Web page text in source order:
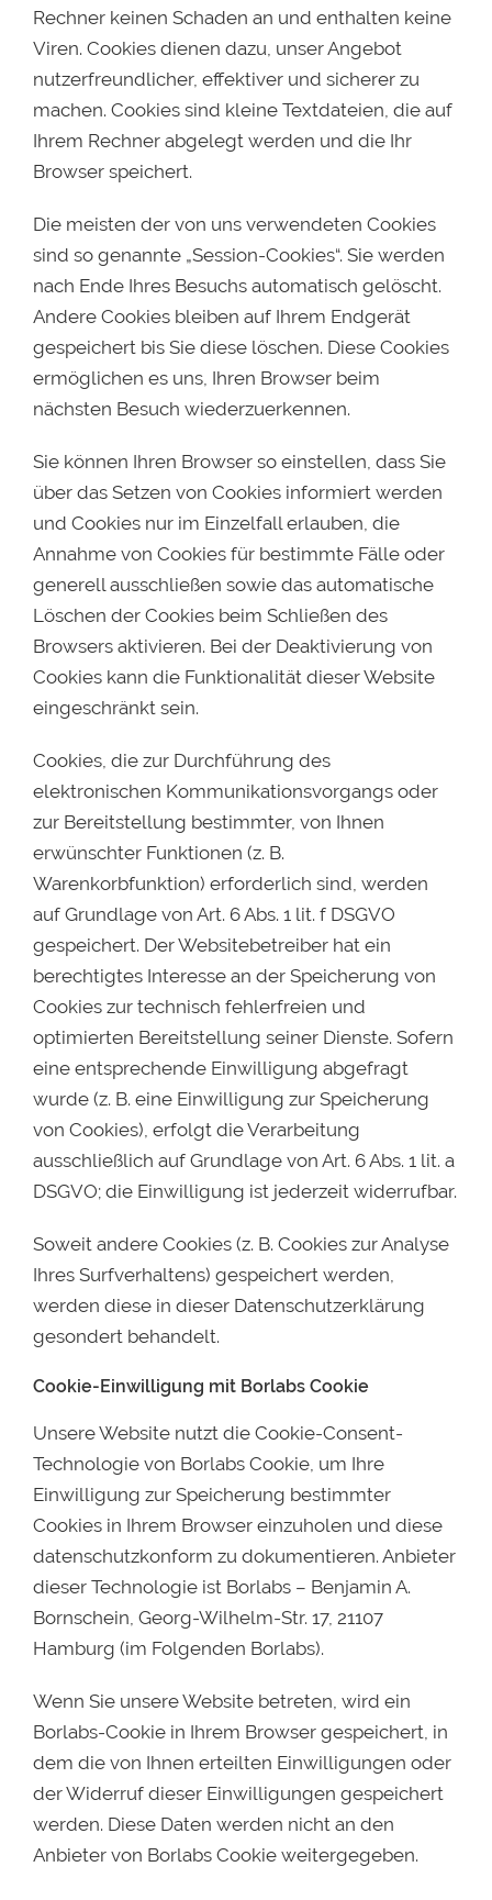
Rechner keinen Schaden an und enthalten keine
Viren. Cookies dienen dazu, unser Angebot
nutzerfreundlicher, effektiver und sicherer zu
machen. Cookies sind kleine Textdateien, die auf
Ihrem Rechner abgelegt werden und die Ihr
Browser speichert.
Die meisten der von uns verwendeten Cookies
sind so genannte „Session-Cookies“. Sie werden
nach Ende Ihres Besuchs automatisch gelöscht.
Andere Cookies bleiben auf Ihrem Endgerät
gespeichert bis Sie diese löschen. Diese Cookies
ermöglichen es uns, Ihren Browser beim
nächsten Besuch wiederzuerkennen.
Sie können Ihren Browser so einstellen, dass Sie
über das Setzen von Cookies informiert werden
und Cookies nur im Einzelfall erlauben, die
Annahme von Cookies für bestimmte Fälle oder
generell ausschließen sowie das automatische
Löschen der Cookies beim Schließen des
Browsers aktivieren. Bei der Deaktivierung von
Cookies kann die Funktionalität dieser Website
eingeschränkt sein.
Cookies, die zur Durchführung des
elektronischen Kommunikationsvorgangs oder
zur Bereitstellung bestimmter, von Ihnen
erwünschter Funktionen (z. B.
Warenkorbfunktion) erforderlich sind, werden
auf Grundlage von Art. 6 Abs. 1 lit. f DSGVO
gespeichert. Der Websitebetreiber hat ein
berechtigtes Interesse an der Speicherung von
Cookies zur technisch fehlerfreien und
optimierten Bereitstellung seiner Dienste. Sofern
eine entsprechende Einwilligung abgefragt
wurde (z. B. eine Einwilligung zur Speicherung
von Cookies), erfolgt die Verarbeitung
ausschließlich auf Grundlage von Art. 6 Abs. 1 lit. a
DSGVO; die Einwilligung ist jederzeit widerrufbar.
Soweit andere Cookies (z. B. Cookies zur Analyse
Ihres Surfverhaltens) gespeichert werden,
werden diese in dieser Datenschutzerklärung
gesondert behandelt.
Cookie-Einwilligung mit Borlabs Cookie
Unsere Website nutzt die Cookie-Consent-
Technologie von Borlabs Cookie, um Ihre
Einwilligung zur Speicherung bestimmter
Cookies in Ihrem Browser einzuholen und diese
datenschutzkonform zu dokumentieren. Anbieter
dieser Technologie ist Borlabs – Benjamin A.
Bornschein, Georg-Wilhelm-Str. 17, 21107
Hamburg (im Folgenden Borlabs).
Wenn Sie unsere Website betreten, wird ein
Borlabs-Cookie in Ihrem Browser gespeichert, in
dem die von Ihnen erteilten Einwilligungen oder
der Widerruf dieser Einwilligungen gespeichert
werden. Diese Daten werden nicht an den
Anbieter von Borlabs Cookie weitergegeben.